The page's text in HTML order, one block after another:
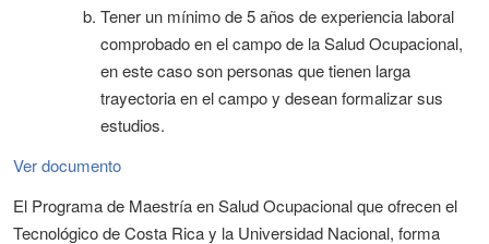
Tener un mínimo de 5 años de experiencia laboral
comprobado en el campo de la Salud Ocupacional,
en este caso son personas que tienen larga
trayectoria en el campo y desean formalizar sus
estudios.
Ver documento
El Programa de Maestría en Salud Ocupacional que ofrecen el
Tecnológico de Costa Rica y la Universidad Nacional, forma